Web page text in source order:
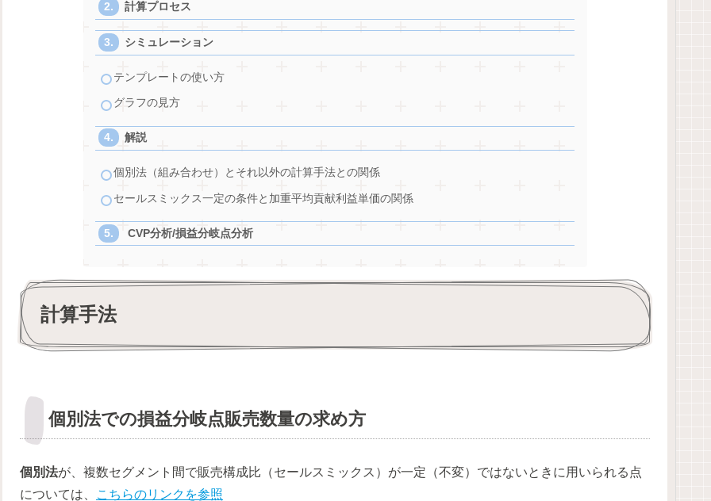
計算プロセス
シミュレーション
テンプレートの使い方
グラフの見方
解説
個別法（組み合わせ）とそれ以外の計算手法との関係
セールスミックス一定の条件と加重平均貢献利益単価の関係
CVP分析/損益分岐点分析
計算手法
個別法での損益分岐点販売数量の求め方
個別法が、複数セグメント間で販売構成比（セールスミックス）が一定（不変）ではないときに用いられる点
については、
こちらのリンクを参照